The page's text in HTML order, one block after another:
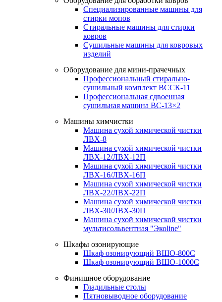
Специализированные машины для
стирки мопов
Стиральные машины для стирки
ковров
Сушильные машины для ковровых
изделий
Оборудование для мини-прачечных
Профессиональный стирально-
сушильный комплект ВССК-11
Профессиональная сдвоенная
сушильная машина ВС-13×2
Машины химчистки
Машина сухой химической чистки
ЛВХ-8
Машина сухой химической чистки
ЛВХ-12/ЛВХ-12П
Машина сухой химической чистки
ЛВХ-16/ЛВХ-16П
Машина сухой химической чистки
ЛВХ-22/ЛВХ-22П
Машина сухой химической чистки
ЛВХ-30/ЛВХ-30П
Машина сухой химической чистки
мультисольвентная "Экоline"
Шкафы озонирующие
Шкаф озонирующий ВШО-800С
Шкаф озонирующий ВШО-1000С
Финишное оборудование
Гладильные столы
Пятновыводное оборудование